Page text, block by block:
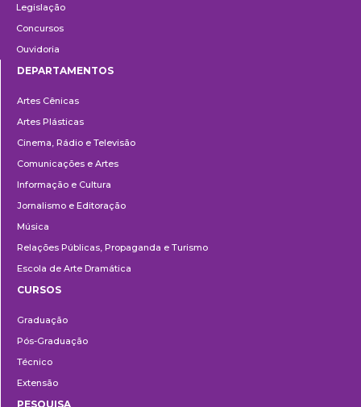
Legislação
Concursos
Ouvidoria
DEPARTAMENTOS
Artes Cênicas
Artes Plásticas
Cinema, Rádio e Televisão
Comunicações e Artes
Informação e Cultura
Jornalismo e Editoração
Música
Relações Públicas, Propaganda e Turismo
Escola de Arte Dramática
CURSOS
Graduação
Pós-Graduação
Técnico
Extensão
PESQUISA